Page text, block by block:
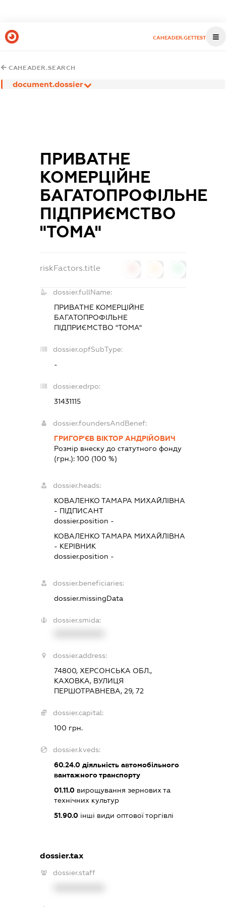
CAHEADER.GETTEST
CAHEADER.SEARCH
document.dossier
ПРИВАТНЕ
КОМЕРЦІЙНЕ
БАГАТОПРОФІЛЬНЕ
ПІДПРИЄМСТВО
"ТОМА"
riskFactors.title
dossier.fullName:
ПРИВАТНЕ КОМЕРЦІЙНЕ
БАГАТОПРОФІЛЬНЕ
ПІДПРИЄМСТВО "ТОМА"
dossier.opfSubType:
-
dossier.edrpo:
31431115
dossier.foundersAndBenef:
ГРИГОР'ЄВ ВІКТОР АНДРІЙОВИЧ
Розмір внеску до статутного фонду
(грн.): 100 (100 %)
dossier.heads:
КОВАЛЕНКО ТАМАРА МИХАЙЛІВНА
- ПІДПИСАНТ
dossier.position -
КОВАЛЕНКО ТАМАРА МИХАЙЛІВНА
- КЕРІВНИК
dossier.position -
dossier.beneficiaries:
dossier.missingData
dossier.smida:
dossier.address:
74800, ХЕРСОНСЬКА ОБЛ.,
КАХОВКА, ВУЛИЦЯ
ПЕРШОТРАВНЕВА, 29, 72
dossier.capital:
100 грн.
dossier.kveds:
60.24.0діяльність автомобільного
вантажного транспорту
01.11.0вирощування зернових та
технічних культур
51.90.0інші види оптової торгівлі
dossier.tax
dossier.staff